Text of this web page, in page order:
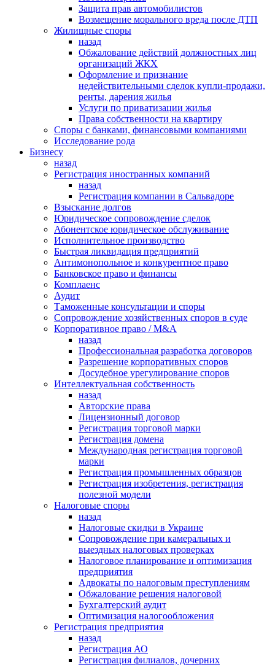
Защита прав автомобилистов
Возмещение морального вреда после ДТП
Жилищные споры
назад
Обжалование действий должностных лиц
организаций ЖКХ
Оформление и признание
недействительными сделок купли-продажи,
ренты, дарения жилья
Услуги по приватизации жилья
Права собственности на квартиру
Cпоры с банками, финансовыми компаниями
Исследование рода
Бизнесу
назад
Регистрация иностранных компаний
назад
Регистрация компании в Сальвадоре
Взыскание долгов
Юридическое сопровождение сделок
Абонентское юридическое обслуживание
Исполнительное производство
Быстрая ликвидация предприятий
Антимонопольное и конкурентное право
Банковское право и финансы
Комплаенс
Аудит
Таможенные консультации и споры
Сопровождение хозяйственных споров в суде
Корпоративное право / M&A
назад
Профессиональная разработка договоров
Разрешение корпоративных споров
Досудебное урегулирование споров
Интеллектуальная собственность
назад
Авторские права
Лицензионный договор
Регистрация торговой марки
Регистрация домена
Международная регистрация торговой
марки
Регистрация промышленных образцов
Регистрация изобретения, регистрация
полезной модели
Налоговые споры
назад
Налоговые скидки в Украине
Сопровождение при камеральных и
выездных налоговых проверках
Налоговое планирование и оптимизация
предприятия
Адвокаты по налоговым преступлениям
Обжалование решения налоговой
Бухгалтерский аудит
Оптимизация налогообложения
Регистрация предприятия
назад
Регистрация АО
Регистрация филиалов, дочерних